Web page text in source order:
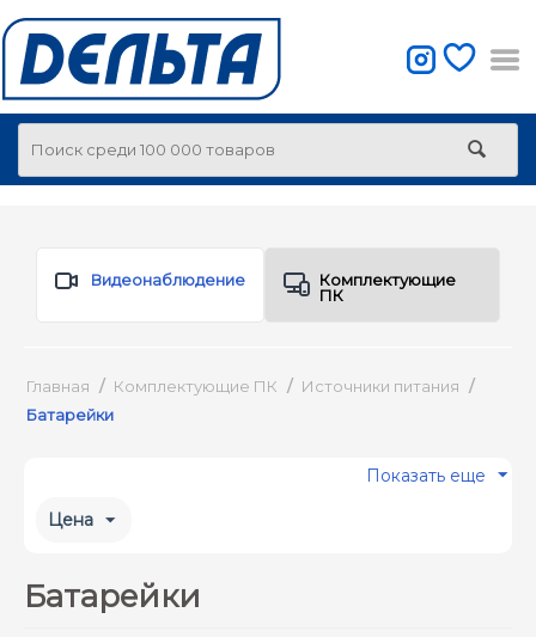
Видеонаблюдение
Комплектующие
ПК
Главная / Комплектующие ПК / Источники питания /
Батарейки
Показать еще
Цена
Батарейки